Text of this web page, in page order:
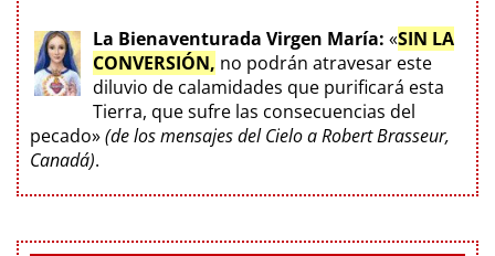
La Bienaventurada Virgen María: «SIN LA
CONVERSIÓN, no podrán atravesar este
diluvio de calamidades que purificará esta
Tierra, que sufre las consecuencias del
pecado»(de los mensajes del Cielo a Robert Brasseur,
Canadá).